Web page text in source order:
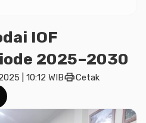
IOF
2025–2030
| 10:12 WIBprintCetak